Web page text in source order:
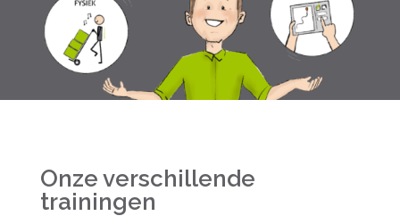
Onze verschillende
trainingen